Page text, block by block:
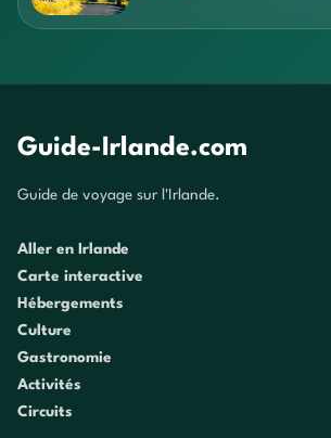
Guide-Irlande.com
Guide de voyage sur l'Irlande.
Aller en Irlande
Carte interactive
Hébergements
Culture
Gastronomie
Activités
Circuits